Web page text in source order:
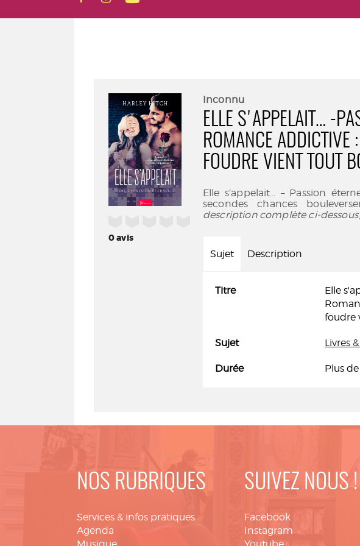
0avis
Inconnu
ELLE S'APPELAIT… -
ROMANCE ADDICTIVE
FOUDRE VIENT TOUT
Elle s’appelait… – Passion
secondes chances
description complète ci-
Sujet Description
Titre
Elle
foudre
Sujet Livres
Durée Plus
NOS RUBRIQUES
Services & infos pratiques
Agenda
SUIVEZ NOUS !
Facebook
Instagram